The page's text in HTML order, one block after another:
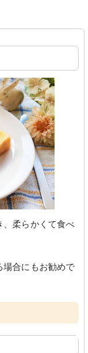
、柔らかくて食べ
場合にもお勧めで